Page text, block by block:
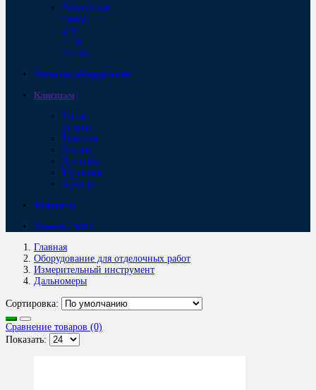
Ремонтные
смеси
для
пола
и стен
Пищевое оборудование
Клиентам
Наши
услуги
Новости
Статьи
Доставка
Гарантии
Аренда
Контакты
Станки с ЧПУ
Главная
Оборудование для отделочных работ
Измерительный инструмент
Дальномеры
Сортировка:
Сравнение товаров (0)
Показать: